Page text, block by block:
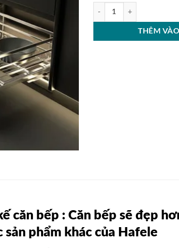
Kệ Xoong Nồi Inox 304
THÊM
căn bếp : Căn bếp sẽ đẹp
sản phẩm khác của Hafele